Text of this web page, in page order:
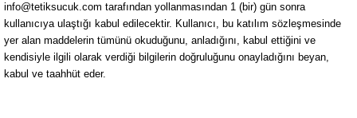
info@tetiksucuk.com tarafından yollanmasından 1 (bir) gün sonra
kullanıcıya ulaştığı kabul edilecektir. Kullanıcı, bu katılım sözleşmesinde
yer alan maddelerin tümünü okuduğunu, anladığını, kabul ettiğini ve
kendisiyle ilgili olarak verdiği bilgilerin doğruluğunu onayladığını beyan,
kabul ve taahhüt eder.